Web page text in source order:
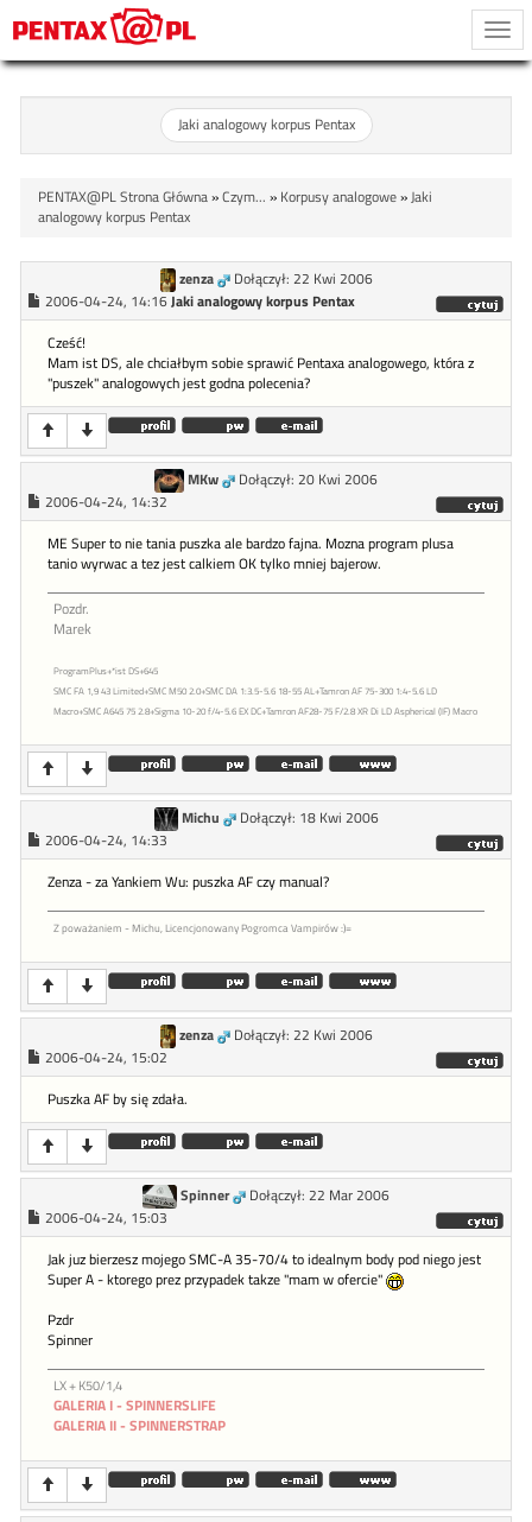
Jaki analogowy korpus Pentax
PENTAX@PL Strona Główna»Czym... » Korpusy analogowe»Jaki
analogowy korpus Pentax
zenza
Dołączył: 22 Kwi 2006
2006-04-24, 14:16Jaki analogowy korpus Pentax
Cześć!
Mam ist DS, ale chciałbym sobie sprawić Pentaxa analogowego, która z
"puszek" analogowych jest godna polecenia?
MKw
Dołączył: 20 Kwi 2006
2006-04-24, 14:32
ME Super to nie tania puszka ale bardzo fajna. Mozna program plusa
tanio wyrwac a tez jest calkiem OK tylko mniej bajerow.
Pozdr.
Marek
ProgramPlus+*ist DS+645
SMC FA 1,9 43 Limited+SMC M50 2.0+SMC DA 1:3.5-5.6 18-55 AL+Tamron AF 75-300 1:4-5.6 LD
Macro+SMC A645 75 2.8+Sigma 10-20 f/4-5.6 EX DC+Tamron AF28-75 F/2.8 XR Di LD Aspherical (IF) Macro
Michu
Dołączył: 18 Kwi 2006
2006-04-24, 14:33
Zenza - za Yankiem Wu: puszka AF czy manual?
Z poważaniem - Michu, Licencjonowany Pogromca Vampirów :)=
zenza
Dołączył: 22 Kwi 2006
2006-04-24, 15:02
Puszka AF by się zdała.
Spinner
Dołączył: 22 Mar 2006
2006-04-24, 15:03
Jak juz bierzesz mojego SMC-A 35-70/4 to idealnym body pod niego jest
Super A - ktorego prez przypadek takze "mam w ofercie"
Pzdr
Spinner
LX + K50/1,4
GALERIA I - SPINNERSLIFE
GALERIA II - SPINNERSTRAP